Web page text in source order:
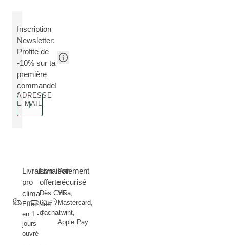
Inscription
Newsletter:
Profite de
-10% sur ta
première
commande!
ADRESSE
E-MAIL
Livraison
pro
clima
Effectuée
en 1 - 2
jours
ouvré
Livraison
offerte
Dès CHF
60.--
d'achat
Paiement
sécurisé
Visa,
Mastercard,
Twint,
Apple Pay